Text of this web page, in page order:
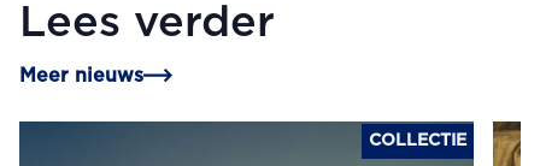
Lees verder
Meer nieuws
COLLECTIE